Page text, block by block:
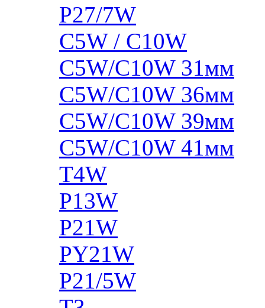
P27/7W
C5W / C10W
C5W/C10W 31мм
C5W/C10W 36мм
C5W/C10W 39мм
C5W/C10W 41мм
T4W
P13W
P21W
PY21W
P21/5W